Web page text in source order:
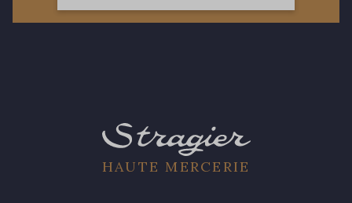
HAUTE MERCERIE